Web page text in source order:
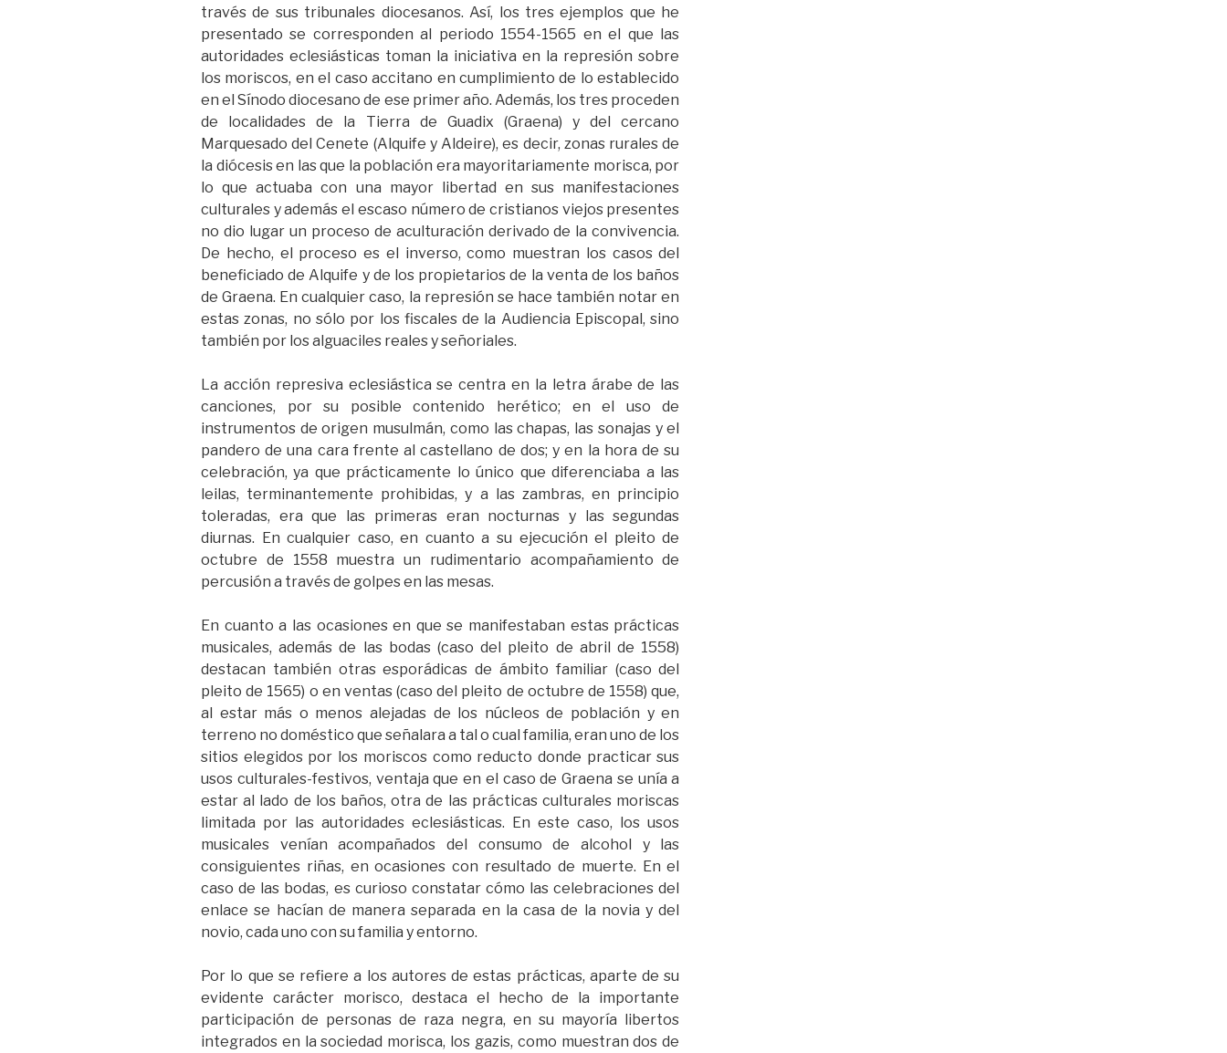
través de sus tribunales diocesanos. Así, los tres ejemplos que he
presentado se corresponden al periodo 1554-1565 en el que las
autoridades eclesiásticas toman la iniciativa en la represión sobre
los moriscos, en el caso accitano en cumplimiento de lo establecido
en el Sínodo diocesano de ese primer año. Además, los tres proceden
de localidades de la Tierra de Guadix (Graena) y del cercano
Marquesado del Cenete (Alquife y Aldeire), es decir, zonas rurales de
la diócesis en las que la población era mayoritariamente morisca, por
lo que actuaba con una mayor libertad en sus manifestaciones
culturales y además el escaso número de cristianos viejos presentes
no dio lugar un proceso de aculturación derivado de la convivencia.
De hecho, el proceso es el inverso, como muestran los casos del
beneficiado de Alquife y de los propietarios de la venta de los baños
de Graena. En cualquier caso, la represión se hace también notar en
estas zonas, no sólo por los fiscales de la Audiencia Episcopal, sino
también por los alguaciles reales y señoriales.
La acción represiva eclesiástica se centra en la letra árabe de las
canciones, por su posible contenido herético; en el uso de
instrumentos de origen musulmán, como las chapas, las sonajas y el
pandero de una cara frente al castellano de dos; y en la hora de su
celebración, ya que prácticamente lo único que diferenciaba a las
leilas, terminantemente prohibidas, y a las zambras, en principio
toleradas, era que las primeras eran nocturnas y las segundas
diurnas. En cualquier caso, en cuanto a su ejecución el pleito de
octubre de 1558 muestra un rudimentario acompañamiento de
percusión a través de golpes en las mesas.
En cuanto a las ocasiones en que se manifestaban estas prácticas
musicales, además de las bodas (caso del pleito de abril de 1558)
destacan también otras esporádicas de ámbito familiar (caso del
pleito de 1565) o en ventas (caso del pleito de octubre de 1558) que,
al estar más o menos alejadas de los núcleos de población y en
terreno no doméstico que señalara a tal o cual familia, eran uno de los
sitios elegidos por los moriscos como reducto donde practicar sus
usos culturales-festivos, ventaja que en el caso de Graena se unía a
estar al lado de los baños, otra de las prácticas culturales moriscas
limitada por las autoridades eclesiásticas. En este caso, los usos
musicales venían acompañados del consumo de alcohol y las
consiguientes riñas, en ocasiones con resultado de muerte. En el
caso de las bodas, es curioso constatar cómo las celebraciones del
enlace se hacían de manera separada en la casa de la novia y del
novio, cada uno con su familia y entorno.
Por lo que se refiere a los autores de estas prácticas, aparte de su
evidente carácter morisco, destaca el hecho de la importante
participación de personas de raza negra, en su mayoría libertos
integrados en la sociedad morisca, los gazis, como muestran dos de